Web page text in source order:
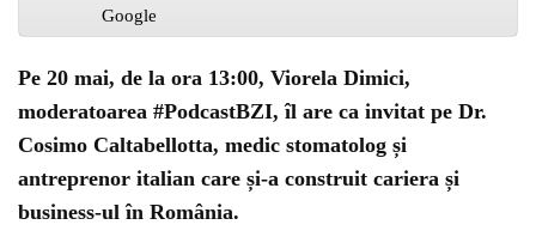
Pe 20 mai, de la ora 13:00, Viorela Dimici,
moderatoarea #PodcastBZI, îl are ca invitat pe Dr.
Cosimo Caltabellotta, medic stomatolog și
antreprenor italian care și-a construit cariera și
business-ul în România.